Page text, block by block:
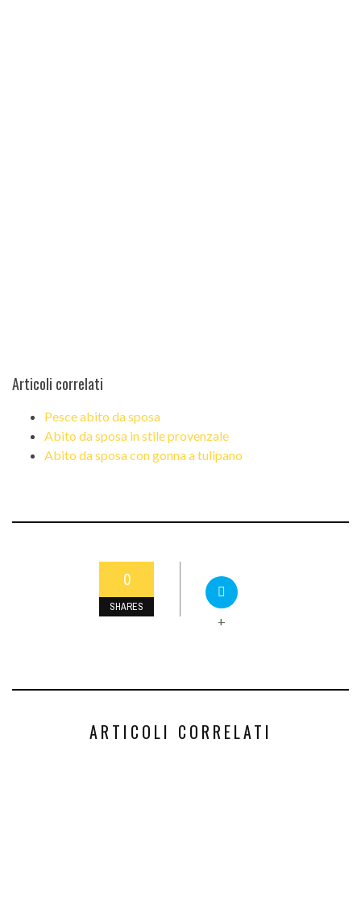
Articoli correlati
Pesce abito da sposa
Abito da sposa in stile provenzale
Abito da sposa con gonna a tulipano
0
SHARES
+
ARTICOLI CORRELATI